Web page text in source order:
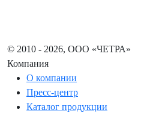
© 2010 - 2026, ООО «ЧЕТРА»
Компания
О компании
Пресс-центр
Каталог продукции